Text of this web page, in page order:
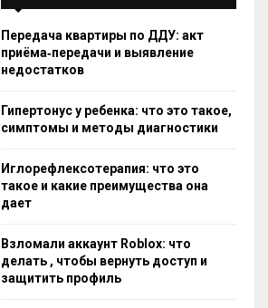
Передача квартиры по ДДУ: акт
приёма‑передачи и выявление
недостатков
Гипертонус у ребенка: что это такое,
симптомы и методы диагностики
Иглорефлексотерапия: что это
такое и какие преимущества она
дает
Взломали аккаунт Roblox: что
делать , чтобы вернуть доступ и
защитить профиль